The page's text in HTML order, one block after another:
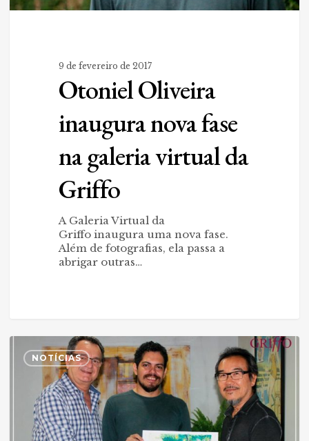
9 de fevereiro de 2017
Otoniel Oliveira
inaugura nova fase
na galeria virtual da
Griffo
A Galeria Virtual da
Griffo inaugura uma nova fase.
Além de fotografias, ela passa a
abrigar outras…
Otoniel
Oliveira
presenteia
ilustração
NOTÍCIAS
0